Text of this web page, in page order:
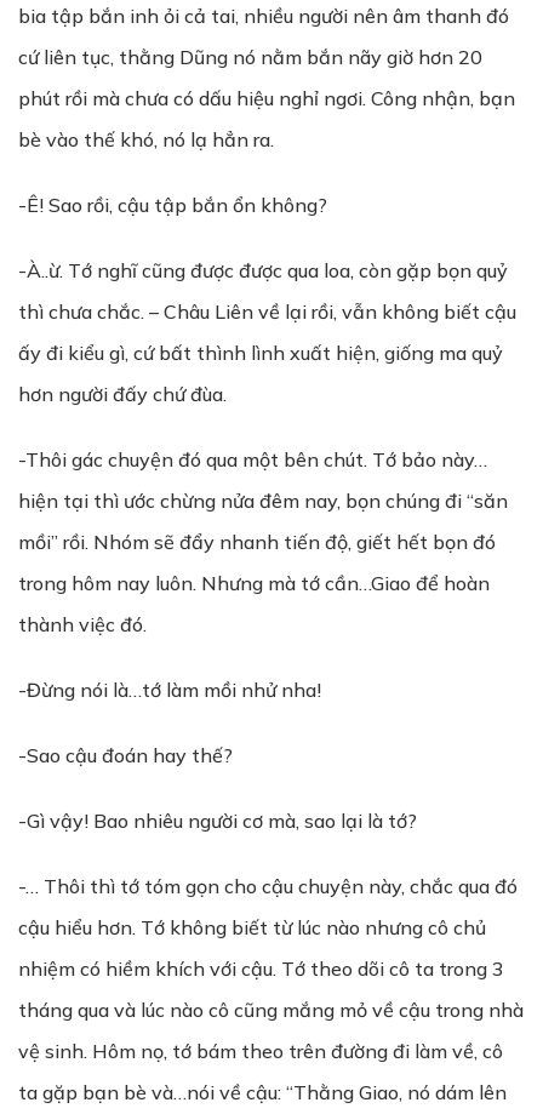
bia tập bắn inh ỏi cả tai, nhiều người nên âm thanh đó
cứ liên tục, thằng Dũng nó nằm bắn nãy giờ hơn 20
phút rồi mà chưa có dấu hiệu nghỉ ngơi. Công nhận, bạn
bè vào thế khó, nó lạ hẳn ra.
-Ê! Sao rồi, cậu tập bắn ổn không?
-À..ừ. Tớ nghĩ cũng được được qua loa, còn gặp bọn quỷ
thì chưa chắc. – Châu Liên về lại rồi, vẫn không biết cậu
ấy đi kiểu gì, cứ bất thình lình xuất hiện, giống ma quỷ
hơn người đấy chứ đùa.
-Thôi gác chuyện đó qua một bên chút. Tớ bảo này…
hiện tại thì ước chừng nửa đêm nay, bọn chúng đi “săn
mồi” rồi. Nhóm sẽ đẩy nhanh tiến độ, giết hết bọn đó
trong hôm nay luôn. Nhưng mà tớ cần…Giao để hoàn
thành việc đó.
-Đừng nói là…tớ làm mồi nhử nha!
-Sao cậu đoán hay thế?
-Gì vậy! Bao nhiêu người cơ mà, sao lại là tớ?
-… Thôi thì tớ tóm gọn cho cậu chuyện này, chắc qua đó
cậu hiểu hơn. Tớ không biết từ lúc nào nhưng cô chủ
nhiệm có hiềm khích với cậu. Tớ theo dõi cô ta trong 3
tháng qua và lúc nào cô cũng mắng mỏ về cậu trong nhà
vệ sinh. Hôm nọ, tớ bám theo trên đường đi làm về, cô
ta gặp bạn bè và…nói về cậu: “Thằng Giao, nó dám lên